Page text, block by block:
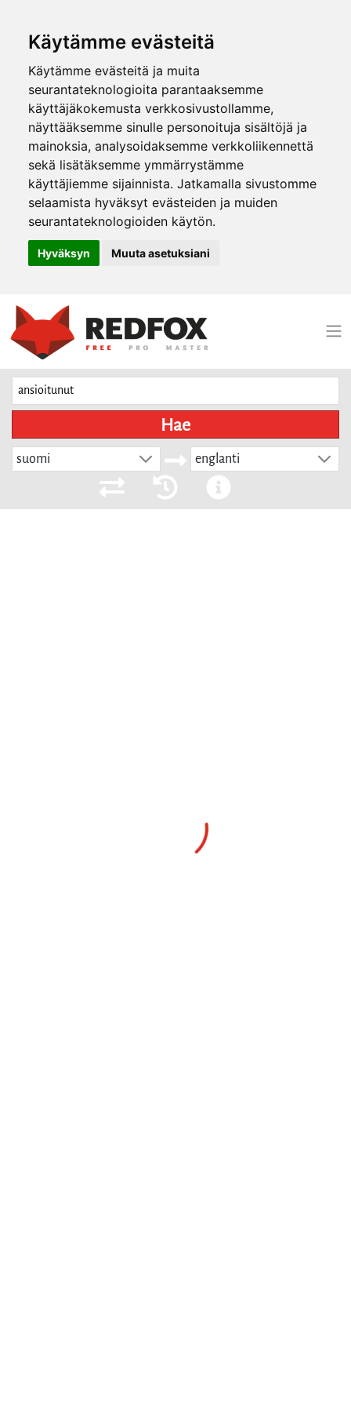
Käytämme evästeitä
Käytämme evästeitä ja muita
seurantateknologioita parantaaksemme
käyttäjäkokemusta verkkosivustollamme,
näyttääksemme sinulle personoituja sisältöjä ja
mainoksia, analysoidaksemme verkkoliikennettä
sekä lisätäksemme ymmärrystämme
käyttäjiemme sijainnista. Jatkamalla sivustomme
selaamista hyväksyt evästeiden ja muiden
seurantateknologioiden käytön.
Hyväksyn Muuta asetuksiani
Hae
suomi englanti